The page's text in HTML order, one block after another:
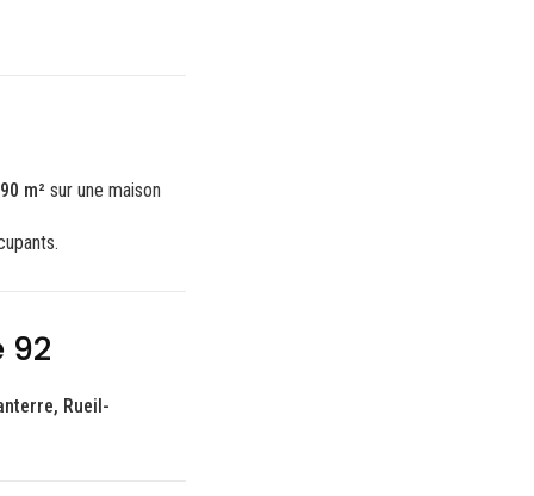
m² sur une maison
92
Rueil-